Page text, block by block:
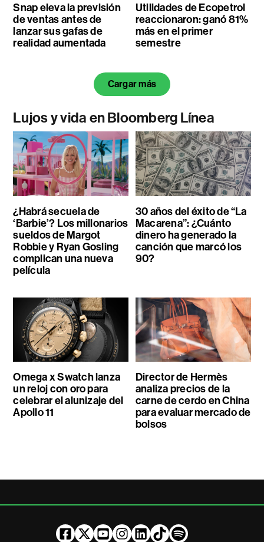
Snap eleva la previsión
de ventas antes de
lanzar sus gafas de
realidad aumentada
Utilidades de Ecopetrol
reaccionaron: ganó 81%
más en el primer
semestre
Cargar más
Lujos y vida en Bloomberg Línea
¿Habrá secuela de
‘Barbie’? Los millonarios
sueldos de Margot
Robbie y Ryan Gosling
complican una nueva
película
30 años del éxito de “La
Macarena”: ¿Cuánto
dinero ha generado la
canción que marcó los
90?
Omega x Swatch lanza
un reloj con oro para
celebrar el alunizaje del
Apollo 11
Director de Hermès
analiza precios de la
carne de cerdo en China
para evaluar mercado de
bolsos